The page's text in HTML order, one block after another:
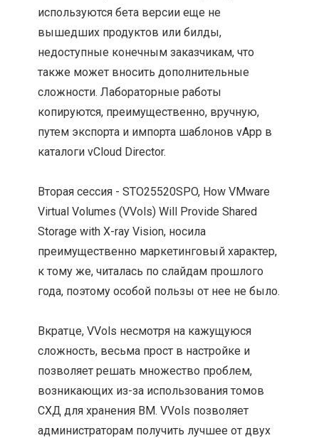
используются бета версии еще не
вышедших продуктов или билды,
недоступные конечным заказчикам, что
также может вносить дополнительные
сложности. Лабораторные работы
копируются, преимущественно, вручную,
путем экспорта и импорта шаблонов vApp в
каталоги vCloud Director.
Вторая сессия - STO25520SPO, How VMware
Virtual Volumes (VVols) Will Provide Shared
Storage with X-ray Vision, носила
преимущественно маркетинговый характер,
к тому же, читалась по слайдам прошлого
года, поэтому особой пользы от нее не было.
Вкратце, VVols несмотря на кажущуюся
сложность, весьма прост в настройке и
позволяет решать множество проблем,
возникающих из-за использования томов
СХД для хранения ВМ. VVols позволяет
администраторам получить лучшее от двух